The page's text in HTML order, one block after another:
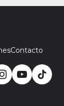
Contacto